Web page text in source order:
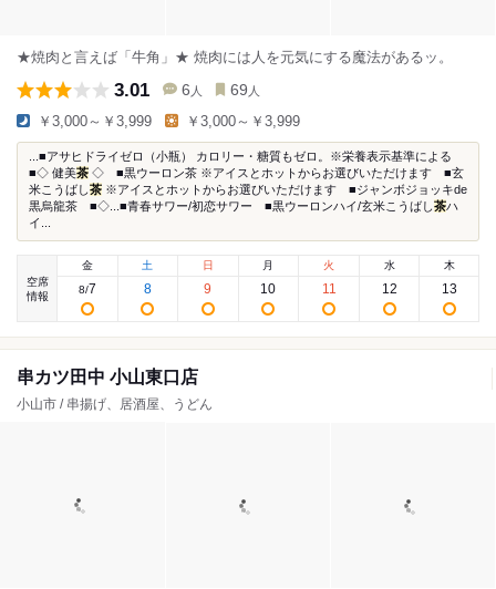
★焼肉と言えば「牛角」★ 焼肉には人を元気にする魔法があるッ。
3.01 6 人 69 人
￥3,000～￥3,999 ￥3,000～￥3,999
...■アサヒドライゼロ（小瓶） カロリー・糖質もゼロ。※栄養表示基準による
■◇ 健美茶 ◇ ■黒ウーロン茶 ※アイスとホットからお選びいただけます ■玄
米こうばし茶 ※アイスとホットからお選びいただけます ■ジャンボジョッキde
黒烏龍茶 ■◇...■青春サワー/初恋サワー ■黒ウーロンハイ/玄米こうばし茶ハ
イ...
空席
情報
金
8/7
土
8
日
9
月
10
火
11
水
12
木
13
串カツ田中 小山東口店
小山市 / 串揚げ、居酒屋、うどん